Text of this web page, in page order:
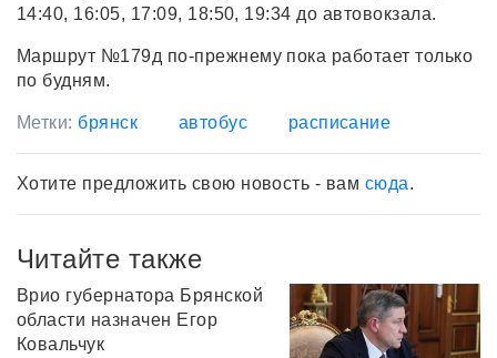
14:40, 16:05, 17:09, 18:50, 19:34 до автовокзала.
Маршрут №179д по-прежнему пока работает только
по будням.
Метки: брянск автобус расписание
Хотите предложить свою новость - вам сюда.
Читайте также
Врио губернатора Брянской
области назначен Егор
Ковальчук